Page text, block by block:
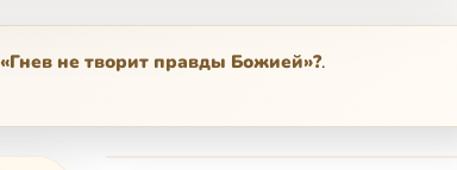
«Гнев не творит правды Божией»?.